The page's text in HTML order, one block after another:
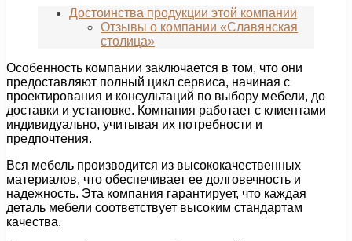
Достоинства продукции этой компании
Отзывы о компании «Славянская
столица»
Особенность компании заключается в том, что они
предоставляют полный цикл сервиса, начиная с
проектирования и консультаций по выбору мебели, до
доставки и установке. Компания работает с клиентами
индивидуально, учитывая их потребности и
предпочтения.
Вся мебель производится из высококачественных
материалов, что обеспечивает ее долговечность и
надежность. Эта компания гарантирует, что каждая
деталь мебели соответствует высоким стандартам
качества.